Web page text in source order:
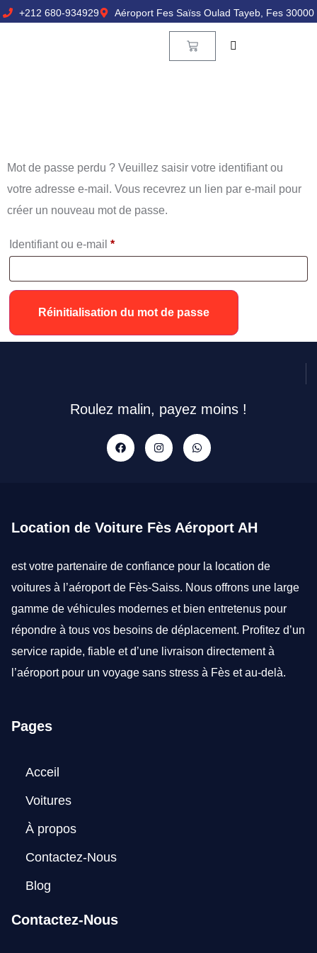
+212 680-934929 Aéroport Fes Saïss Oulad Tayeb, Fes 30000
Mot de passe perdu ? Veuillez saisir votre identifiant ou
votre adresse e-mail. Vous recevrez un lien par e-mail pour
créer un nouveau mot de passe.
Identifiant ou e-mail *
Réinitialisation du mot de passe
Roulez malin, payez moins !
Location de Voiture Fès Aéroport AH
est votre partenaire de confiance pour la location de
voitures à l’aéroport de Fès-Saiss. Nous offrons une large
gamme de véhicules modernes et bien entretenus pour
répondre à tous vos besoins de déplacement. Profitez d’un
service rapide, fiable et d’une livraison directement à
l’aéroport pour un voyage sans stress à Fès et au-delà.
Pages
Acceil
Voitures
À propos
Contactez-Nous
Blog
Contactez-Nous